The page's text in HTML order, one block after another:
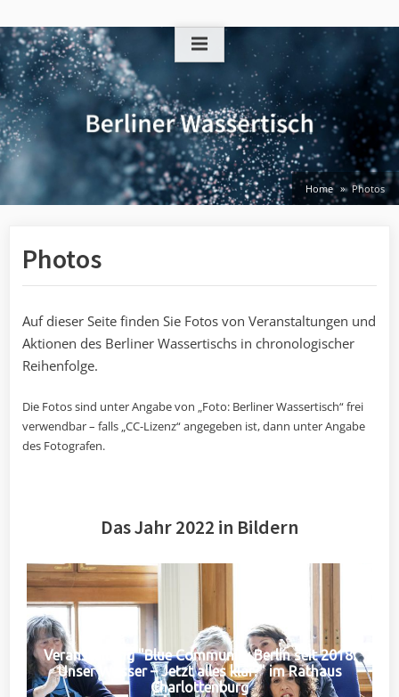
to
content
Home Photos
Photos
Auf dieser Seite finden Sie Fotos von Veranstaltungen und
Aktionen des Berliner Wassertischs in chronologischer
Reihenfolge.
Die Fotos sind unter Angabe von „Foto: Berliner Wassertisch“ frei
verwendbar – falls „CC-Lizenz“ angegeben ist, dann unter Angabe
des Fotografen.
Das Jahr 2022 in Bildern
Veranstaltung "Blue Community Berlin seit 2018:
Unser Wasser – Jetzt alles klar?" im Rathaus
Charlottenburg